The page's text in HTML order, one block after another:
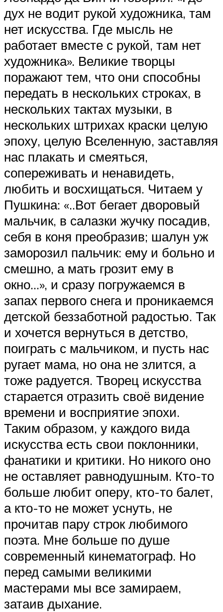
дух не водит рукой художника, там
нет искусства. Где мысль не
работает вместе с рукой, там нет
художника». Великие творцы
поражают тем, что они способны
передать в нескольких строках, в
нескольких тактах музыки, в
нескольких штрихах краски целую
эпоху, целую Вселенную, заставляя
нас плакать и смеяться,
сопереживать и ненавидеть,
любить и восхищаться. Читаем у
Пушкина: «..Вот бегает дворовый
мальчик, в салазки жучку посадив,
себя в коня преобразив; шалун уж
заморозил пальчик: ему и больно и
смешно, а мать грозит ему в
окно…», и сразу погружаемся в
запах первого снега и проникаемся
детской беззаботной радостью. Так
и хочется вернуться в детство,
поиграть с мальчиком, и пусть нас
ругает мама, но она не злится, а
тоже радуется. Творец искусства
старается отразить своё видение
времени и восприятие эпохи.
Таким образом, у каждого вида
искусства есть свои поклонники,
фанатики и критики. Но никого оно
не оставляет равнодушным. Кто-то
больше любит оперу, кто-то балет,
а кто-то не может уснуть, не
прочитав пару строк любимого
поэта. Мне больше по душе
современный кинематограф. Но
перед самыми великими
мастерами мы все замираем,
затаив дыхание.